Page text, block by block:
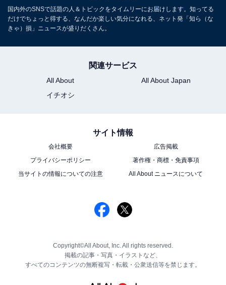
国内外のSNSで話題の人＆トピックをタイムリーにお届けします。知ってる
だけでちょっと得する、なんだか楽しい気分になれる、ネット発「知ら（な
きゃ）損」ニュースが盛りだくさん。
関連サービス
All About
All About Japan
イチオシ
サイト情報
会社概要
広告掲載
プライバシーポリシー
著作権・商標・免責事項
当サイトの情報についての注意
All About ニュースについて
Copyright©All About, Inc. All rights reserved.
掲載の記事・写真・イラストなど、
すべてのコンテンツの無断複写・転載・公衆送信等を禁じます。